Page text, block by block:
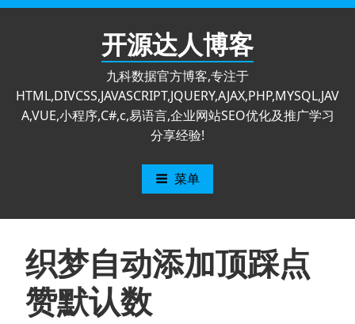
跳
开源达人博客
九科数据官方博客,专注于
HTML,DIVCSS,JAVASCRIPT,JQUERY,AJAX,PHP,MYSQL,JAV
A,VUE,小程序,C#,c,易语言,企业网站SEO优化及推广学习
分享经验!
菜单
织梦自动添加顶踩点
赞默认数